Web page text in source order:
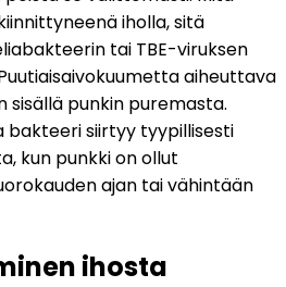
iholla, sitä
tai TBE-viruksen
aiheuttava
punkin puremasta.
bakteeri siirtyy tyypillisesti
kun punkki on ollut
ajan tai vähintään
ihosta